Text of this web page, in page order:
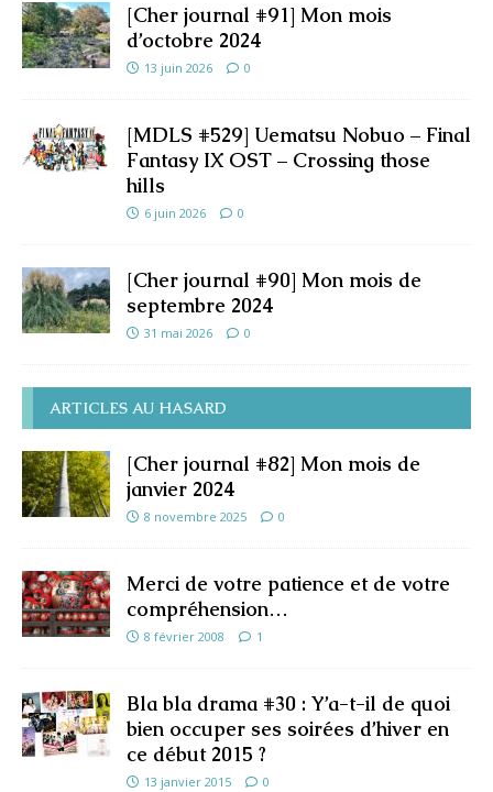
[Cher journal #91] Mon mois
d’octobre 2024
13 juin 2026 0
[MDLS #529] Uematsu Nobuo – Final
Fantasy IX OST – Crossing those
hills
6 juin 2026 0
[Cher journal #90] Mon mois de
septembre 2024
31 mai 2026 0
ARTICLES AU HASARD
[Cher journal #82] Mon mois de
janvier 2024
8 novembre 2025 0
Merci de votre patience et de votre
compréhension…
8 février 2008 1
Bla bla drama #30 : Y’a-t-il de quoi
bien occuper ses soirées d’hiver en
ce début 2015 ?
13 janvier 2015 0